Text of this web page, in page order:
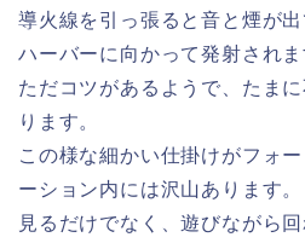
導火線を引っ張ると音と煙が
ハーバーに向かって発射されま
ただコツがあるようで、たま
ります。
この様な細かい仕掛けがフォ
ーション内には沢山あります。
見るだけでなく、遊びながら